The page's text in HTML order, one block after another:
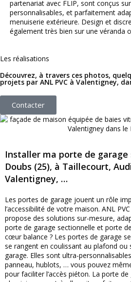
partenariat avec FLIP, sont conçus
personnalisables, et parfaitement
menuiserie extérieure. Design et
également très bien sur une véranda
Les réalisations
Découvrez, à travers ces photos,
projets par ANL PVC à Valentigney,
Contacter
Installer ma porte de garage
Doubs (25), à Taillecourt,
Valentigney, …
Les portes de garage jouent un rôle
l’accessibilité de votre maison. ANL
propose des solutions sur-mesure,
porte de garage sectionnelle et porte
cœur balance ? Les portes de garage
se rangent en coulissant au plafond ou
garage. Elles sont ultra-
panneau, hublots, … vous pouvez
pour faciliter l’accès piéton. La porte